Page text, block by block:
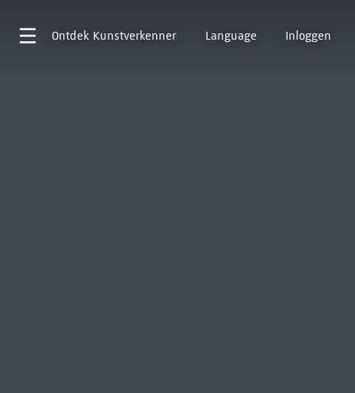
Ontdek Kunstverkenner Language Inloggen